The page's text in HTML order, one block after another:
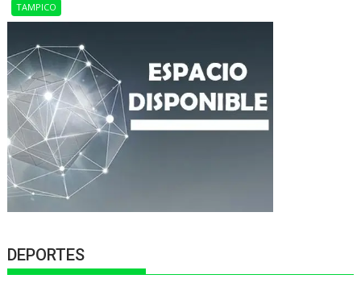
TAMPICO
DEPORTES